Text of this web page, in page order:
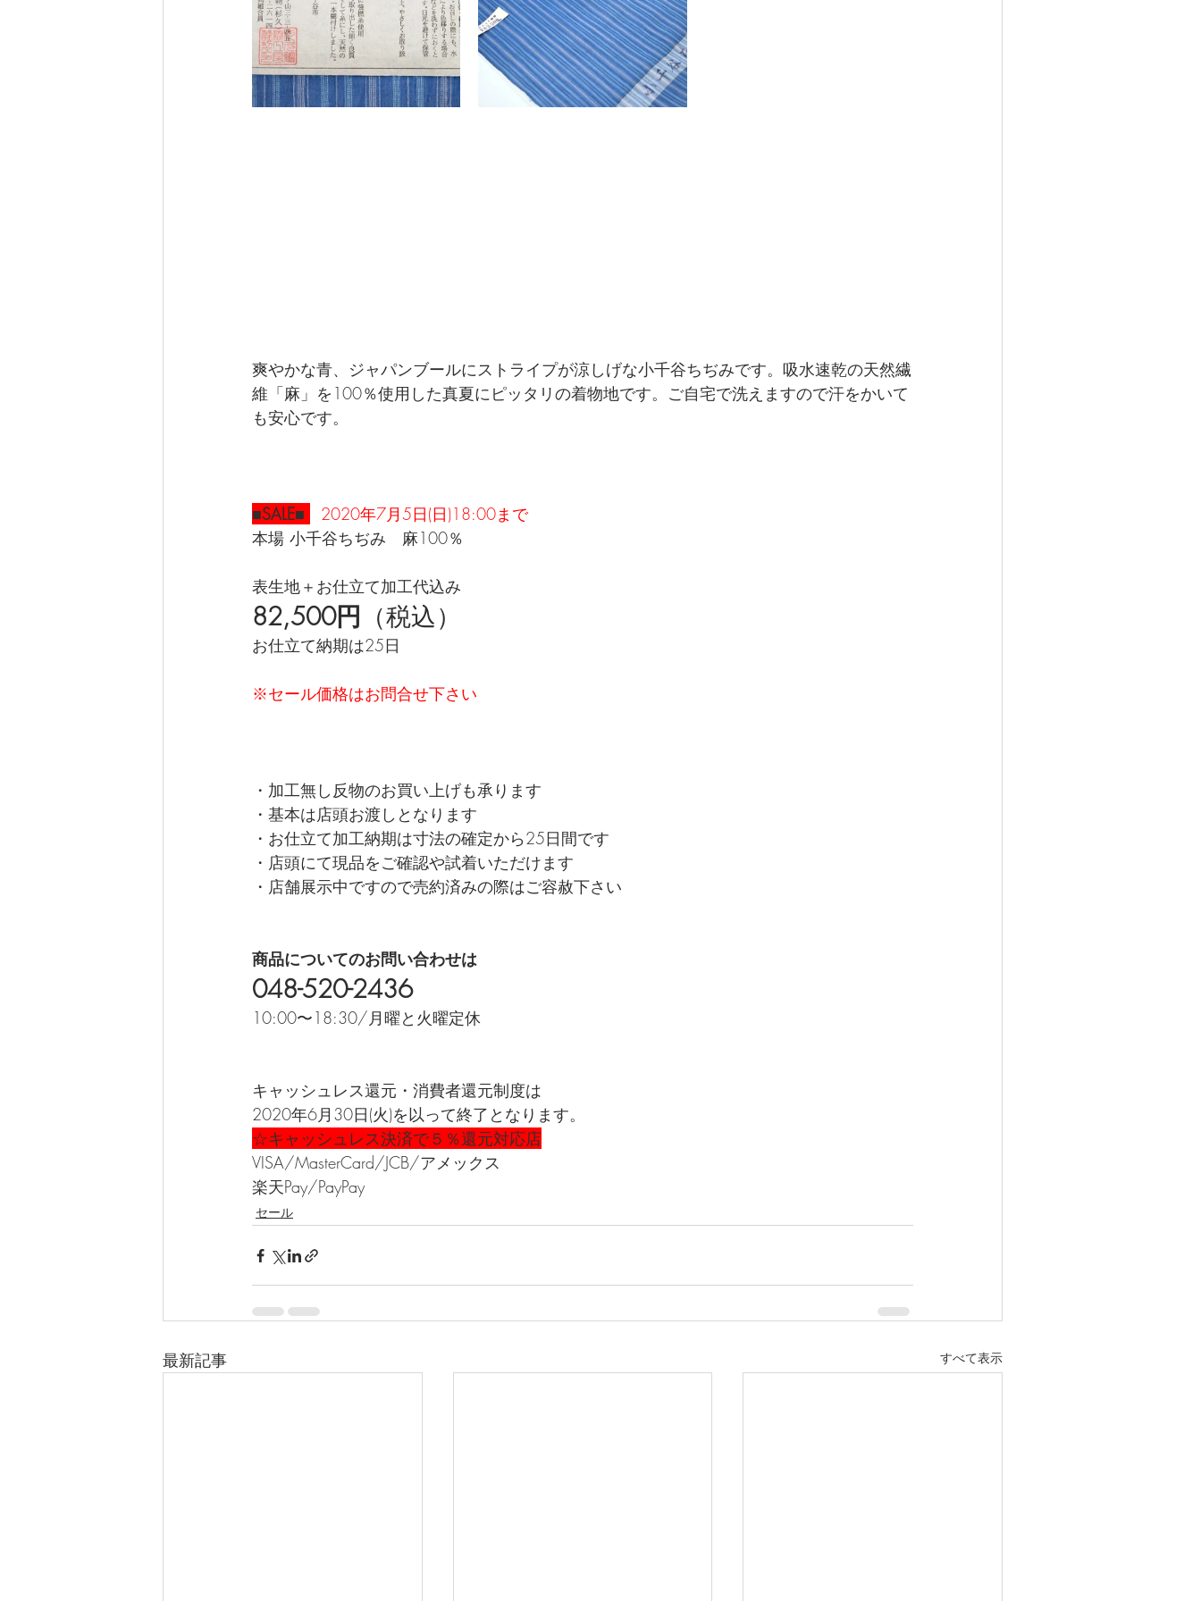
爽やかな青、ジャパンブールにストライプが涼しげな小千谷ちぢみです。吸水速乾の天然繊
維「麻」を100％使用した真夏にピッタリの着物地です。ご自宅で洗えますので汗をかいて
も安心です。
■SALE■
2020年7月5日(日)18:00まで
本場 小千谷ちぢみ　麻100％
表生地＋お仕立て加工代込み
82,500円 （税込）
お仕立て納期は25日
※セール価格はお問合せ下さい
・加工無し反物のお買い上げも承ります
・基本は店頭お渡しとなります
・お仕立て加工納期は寸法の確定から25日間です
・店頭にて現品をご確認や試着いただけます
・店舗展示中ですので売約済みの際はご容赦下さい
商品についてのお問い合わせは
048-520-2436
10:00〜18:30/月曜と火曜定休
キャッシュレス還元・消費者還元制度は
2020年6月30日(火)を以って終了となります。
☆キャッシュレス決済で５％還元対応店
VISA/MasterCard/JCB/アメックス
楽天Pay/PayPay
セール
最新記事 すべて表示